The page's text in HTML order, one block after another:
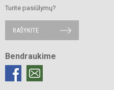
Turite pasiūlymų?
RAŠYKITE
Bendraukime